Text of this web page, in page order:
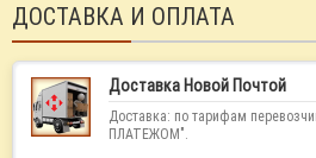
ДОСТАВКА И ОПЛАТА
Доставка Новой Почтой
Доставка: по тарифам
ПЛАТЕЖОМ".